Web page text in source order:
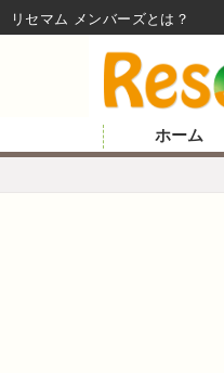
ホーム
リセマム メンバーズ